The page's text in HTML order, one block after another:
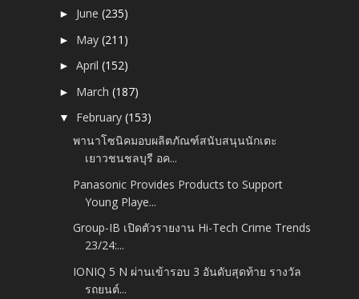
► June(235)
► May(211)
►April(152)
► March(187)
▼ February(153)
พานาโซนิคมอบผลิตภัณฑ์สนับสนุนนักเตะ
เยาวชนชลบุรี อค...
Panasonic Provides Products to Support
Young Playe...
Group-IB เปิดตัวรายงาน Hi-Tech Crime Trends
23/24:...
IONIQ 5 N ผ่านเข้ารอบ 3 อันดับสุดท้าย รางวัล
รถยนต์...